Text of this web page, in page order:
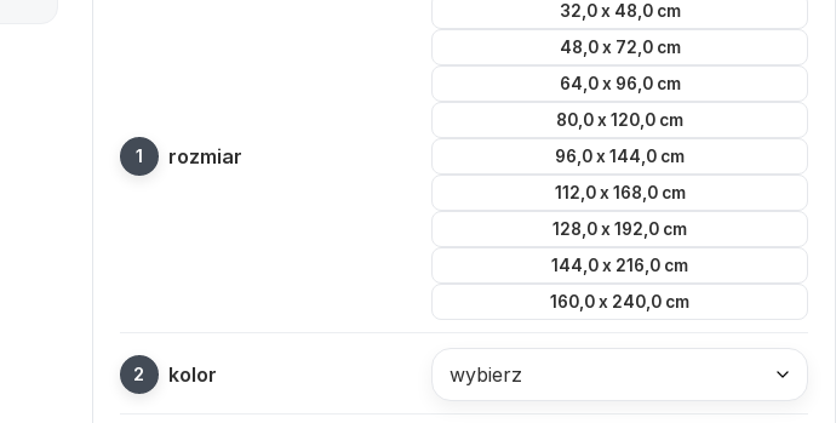
rozmiar
32,0 x 48,0 cm
48,0 x 72,0 cm
64,0 x 96,0 cm
80,0 x 120,0 cm
96,0 x 144,0 cm
112,0 x 168,0 cm
128,0 x 192,0 cm
144,0 x 216,0 cm
160,0 x 240,0 cm
kolor wybierz